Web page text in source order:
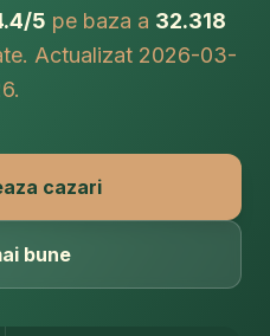
5 pe baza a 32.318
Actualizat 2026-03-
cazari
bune